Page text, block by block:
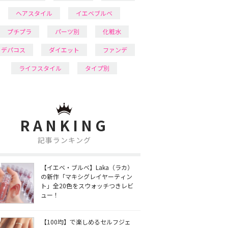
ヘアスタイル イエベブルベ
プチプラ パーツ別 化粧水
デパコス ダイエット ファンデ
ライフスタイル タイプ別
RANKING
記事ランキング
【イエベ・ブルベ】Laka（ラカ）
の新作「マキシグレイヤーティン
ト」全20色をスウォッチつきレビ
ュー！
【100均】で楽しめるセルフジェ